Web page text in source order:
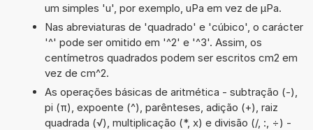
um simples 'u', por exemplo, uPa em vez de µPa.
Nas abreviaturas de 'quadrado' e 'cúbico', o carácter
'^' pode ser omitido em '^2' e '^3'. Assim, os
centímetros quadrados podem ser escritos cm2 em
vez de cm^2.
As operações básicas de aritmética - subtração (-),
pi (π), expoente (^), parênteses, adição (+), raiz
quadrada (√), multiplicação (*, x) e divisão (/, :, ÷) -